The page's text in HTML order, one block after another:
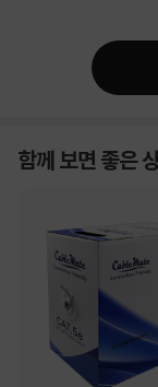
함께 보면 좋은